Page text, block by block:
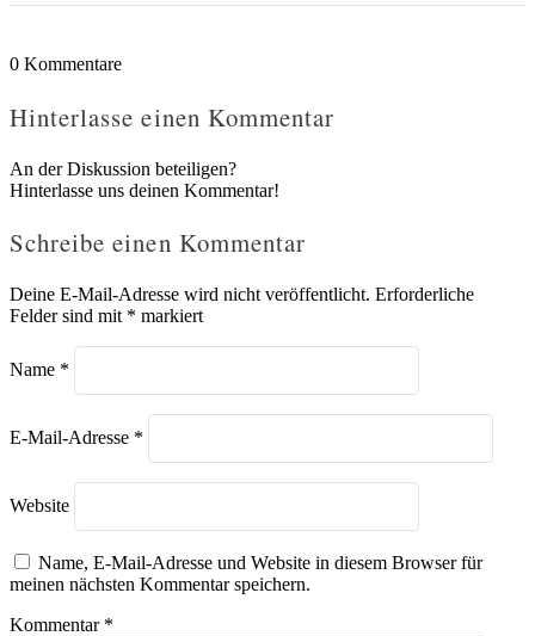
0 Kommentare
Hinterlasse einen Kommentar
An der Diskussion beteiligen?
Hinterlasse uns deinen Kommentar!
Schreibe einen Kommentar
Deine E-Mail-Adresse wird nicht veröffentlicht. Erforderliche
Felder sind mit * markiert
Name *
E-Mail-Adresse *
Website
Name, E-Mail-Adresse und Website in diesem Browser für
meinen nächsten Kommentar speichern.
Kommentar *